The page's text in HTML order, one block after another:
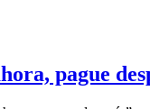
pague